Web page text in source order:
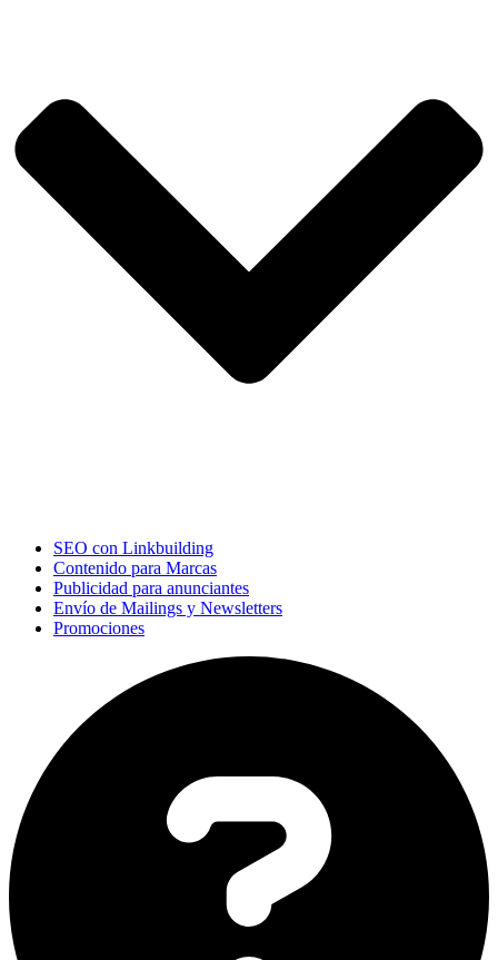
SEO con Linkbuilding
Contenido para Marcas
Publicidad para anunciantes
Envío de Mailings y Newsletters
Promociones